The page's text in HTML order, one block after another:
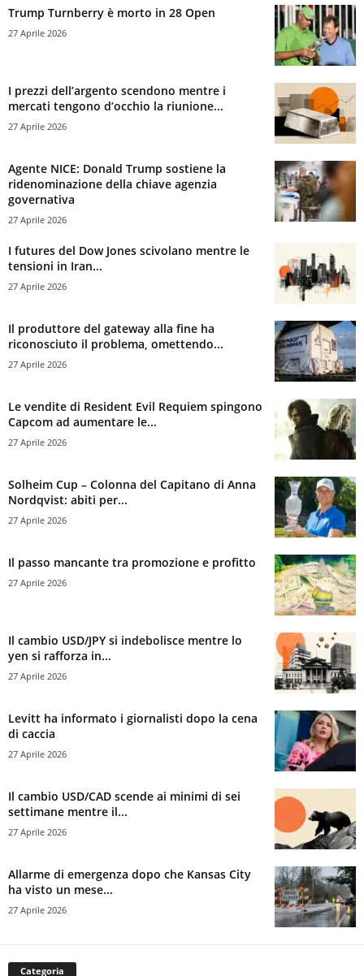
Trump Turnberry è morto in 28 Open
27 Aprile 2026
I prezzi dell’argento scendono mentre i
mercati tengono d’occhio la riunione...
27 Aprile 2026
Agente NICE: Donald Trump sostiene la
ridenominazione della chiave agenzia
governativa
27 Aprile 2026
I futures del Dow Jones scivolano mentre le
tensioni in Iran...
27 Aprile 2026
Il produttore del gateway alla fine ha
riconosciuto il problema, omettendo...
27 Aprile 2026
Le vendite di Resident Evil Requiem spingono
Capcom ad aumentare le...
27 Aprile 2026
Solheim Cup – Colonna del Capitano di Anna
Nordqvist: abiti per...
27 Aprile 2026
Il passo mancante tra promozione e profitto
27 Aprile 2026
Il cambio USD/JPY si indebolisce mentre lo
yen si rafforza in...
27 Aprile 2026
Levitt ha informato i giornalisti dopo la cena
di caccia
27 Aprile 2026
Il cambio USD/CAD scende ai minimi di sei
settimane mentre il...
27 Aprile 2026
Allarme di emergenza dopo che Kansas City
ha visto un mese...
27 Aprile 2026
Categoria